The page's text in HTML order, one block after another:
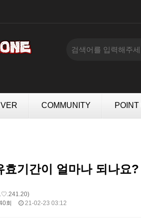
COMMUNITY
효기간이 얼마나 되나요?
회 21-02-23 03:12